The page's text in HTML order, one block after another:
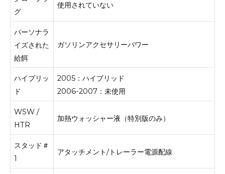
グ
使用されていない
パーソナラ
イズされた
給餌
ガソリンアクセサリーパワー
ハイブリッ
ド
2005：ハイブリッド
2006-2007：未使用
WSW /
HTR
加熱ウォッシャー液（特別版のみ）
スタッド＃
1
アタッチメント/トレーラー電源配線